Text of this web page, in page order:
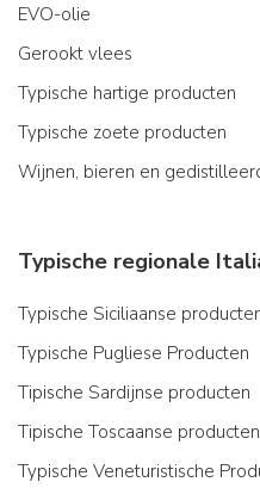
EVO-olie
Gerookt vlees
Typische hartige producten
Typische zoete producten
Wijnen, bieren en
Typische regionale
Typische Siciliaanse
Typische Pugliese Producten
Tipische Sardijnse producten
Tipische Toscaanse producten
Typische Veneturistische